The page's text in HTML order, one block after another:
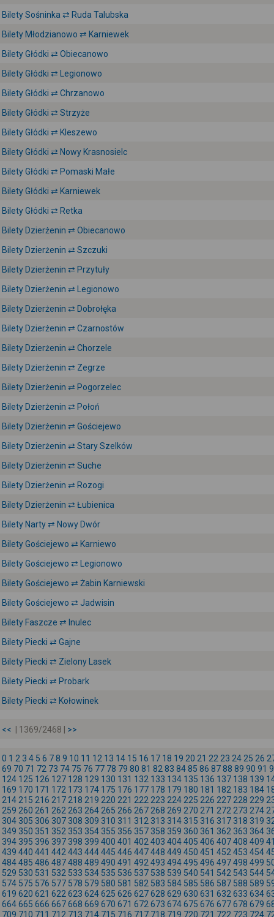
Bilety Sośninka ⇄ Ruda Talubska
Bilety Młodzianowo ⇄ Karniewek
Bilety Głódki ⇄ Obiecanowo
Bilety Głódki ⇄ Legionowo
Bilety Głódki ⇄ Chrzanowo
Bilety Głódki ⇄ Strzyże
Bilety Głódki ⇄ Kleszewo
Bilety Głódki ⇄ Nowy Krasnosielc
Bilety Głódki ⇄ Pomaski Małe
Bilety Głódki ⇄ Karniewek
Bilety Głódki ⇄ Retka
Bilety Dzierżenin ⇄ Obiecanowo
Bilety Dzierżenin ⇄ Szczuki
Bilety Dzierżenin ⇄ Przytuły
Bilety Dzierżenin ⇄ Legionowo
Bilety Dzierżenin ⇄ Dobrołęka
Bilety Dzierżenin ⇄ Czarnostów
Bilety Dzierżenin ⇄ Chorzele
Bilety Dzierżenin ⇄ Zegrze
Bilety Dzierżenin ⇄ Pogorzelec
Bilety Dzierżenin ⇄ Połoń
Bilety Dzierżenin ⇄ Gościejewo
Bilety Dzierżenin ⇄ Stary Szelków
Bilety Dzierżenin ⇄ Suche
Bilety Dzierżenin ⇄ Rozogi
Bilety Dzierżenin ⇄ Łubienica
Bilety Narty ⇄ Nowy Dwór
Bilety Gościejewo ⇄ Karniewo
Bilety Gościejewo ⇄ Legionowo
Bilety Gościejewo ⇄ Żabin Karniewski
Bilety Gościejewo ⇄ Jadwisin
Bilety Faszcze ⇄ Inulec
Bilety Piecki ⇄ Gajne
Bilety Piecki ⇄ Zielony Lasek
Bilety Piecki ⇄ Probark
Bilety Piecki ⇄ Kołowinek
<< | 1369/2468 | >>
0 1 2 3 4 5 6 78 9 10 11 12 13 14 15 16 17 18 19 20 21 22 23 24 25 26
69 70 71 72 73 74 75 76 77 78 79 80 81 82 83 8485 86 8788 89 90 91
124 125 126 127 128 129 130 131 132 133 134 135 136 137 138 139
169 170 171 172 173 174 175 176 177 178 179 180 181 182 183 184
214 215 216 217 218 219 220 221 222 223 224 225 226 227 228 229
259 260 261 262 263 264 265 266 267 268 269 270 271 272 273 274
304 305 306 307 308 309 310 311 312 313 314 315 316 317 318 319
349 350 351 352 353 354 355 356 357 358 359 360 361 362 363 364
394 395 396 397 398 399 400 401 402 403 404405 406 407408 409
439 440 441 442 443 444445 446 447448 449 450 451 452 453 454
484485 486 487488 489 490 491 492 493 494495 496 497498 499
529 530 531 532 533 534 535 536 537 538 539 540 541 542 543 544
574 575 576 577 578 579 580 581 582 583 584 585 586 587 588 589
619 620 621 622 623 624625 626 627628 629 630 631 632 633 634
664665 666 667668 669 670 671 672 673 674675 676 677678 679
709 710 711 712 713 714 715 716 717 718 719 720 721 722 723 724